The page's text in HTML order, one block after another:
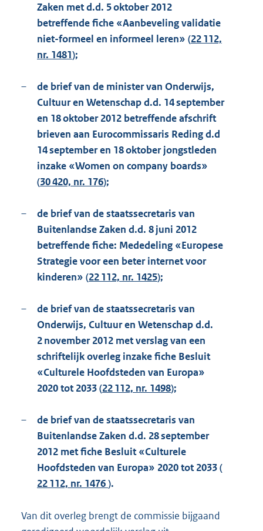
Zaken met d.d. 5 oktober 2012
betreffende fiche «Aanbeveling validatie
niet-formeel en informeel leren» (22 112,
nr. 1481);
–
de brief van de minister van Onderwijs,
Cultuur en Wetenschap d.d. 14 september
en 18 oktober 2012 betreffende afschrift
brieven aan Eurocommissaris Reding d.d
14 september en 18 oktober jongstleden
inzake «Women on company boards»
(30 420, nr. 176);
–
de brief van de staatssecretaris van
Buitenlandse Zaken d.d. 8 juni 2012
betreffende fiche: Mededeling «Europese
Strategie voor een beter internet voor
kinderen» (22 112, nr. 1425);
–
de brief van de staatssecretaris van
Onderwijs, Cultuur en Wetenschap d.d.
2 november 2012 met verslag van een
schriftelijk overleg inzake fiche Besluit
«Culturele Hoofdsteden van Europa»
2020 tot 2033 (22 112, nr. 1498);
–
de brief van de staatssecretaris van
Buitenlandse Zaken d.d. 28 september
2012 met fiche Besluit «Culturele
Hoofdsteden van Europa» 2020 tot 2033 (
22 112, nr. 1476).
Van dit overleg brengt de commissie bijgaand